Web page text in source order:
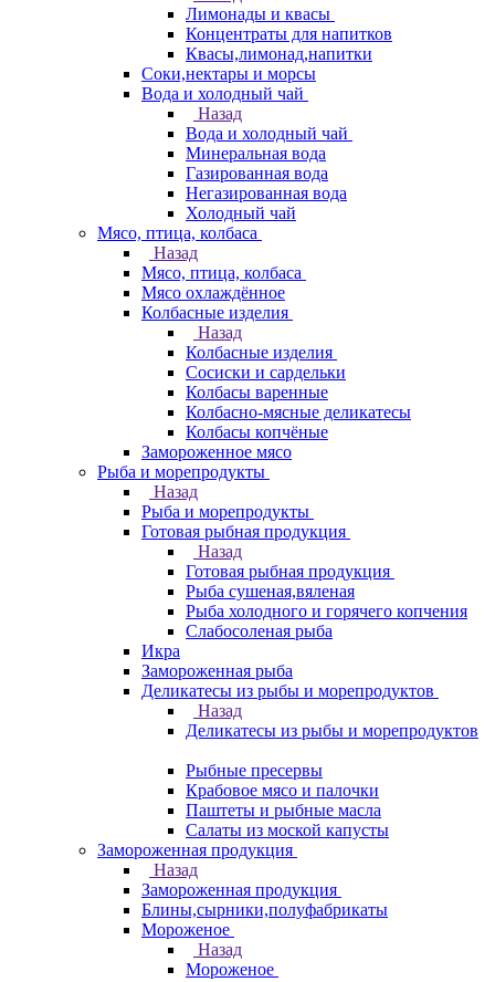
Лимонады и квасы
Концентраты для напитков
Квасы,лимонад,напитки
Соки,нектары и морсы
Вода и холодный чай
Назад
Вода и холодный чай
Минеральная вода
Газированная вода
Негазированная вода
Холодный чай
Мясо, птица, колбаса
Назад
Мясо, птица, колбаса
Мясо охлаждённое
Колбасные изделия
Назад
Колбасные изделия
Сосиски и сардельки
Колбасы варенные
Колбасно-мясные деликатесы
Колбасы копчёные
Замороженное мясо
Рыба и морепродукты
Назад
Рыба и морепродукты
Готовая рыбная продукция
Назад
Готовая рыбная продукция
Рыба сушеная,вяленая
Рыба холодного и горячего копчения
Слабосоленая рыба
Икра
Замороженная рыба
Деликатесы из рыбы и морепродуктов
Назад
Деликатесы из рыбы и морепродуктов
Рыбные пресервы
Крабовое мясо и палочки
Паштеты и рыбные масла
Салаты из моской капусты
Замороженная продукция
Назад
Замороженная продукция
Блины,сырники,полуфабрикаты
Мороженое
Назад
Мороженое